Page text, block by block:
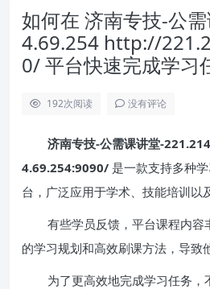
如何在 济南专技-公
4.69.254 http://
0/ 平台快速完成学习
192次阅读 没有评论
济南专技-公需课讲堂-
4.69.254:9090/ 是一款支持多种
台，广泛应用于学术、技能培训以
有些学员反馈，平台课程内
的学习规划和高效刷课方法，导致
为了更高效地完成学习任务